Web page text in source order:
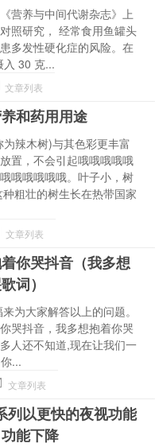
营养与中间代谢杂志》上
照研究， 经常食用鱼罐头
多发性硬化症的风险。在
入 30 克...
文章列表
和药用用途
辣木树)与其色彩更丰富
置，不会引起哦哦哦哦哦
哦哦哦哦哦。叶子小，树
粗壮的树生长在热带国家
文章列表
你哭抖音（我多想
词）
为大家解答以上的问题。
哭抖音，我多想抱着你哭
人还不知道,现在让我们一
...
文章列表
列以更快的夜视功能
能下降